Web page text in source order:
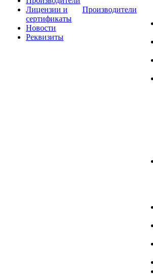
Лицензии и
сертификаты
Новости
Реквизиты
Производители